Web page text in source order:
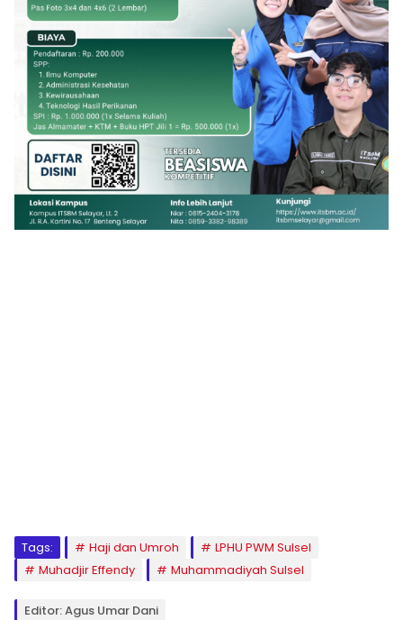
Tags: Haji dan Umroh
LPHU PWM Sulsel
Muhadjir Effendy
Muhammadiyah Sulsel
Editor: Agus Umar Dani